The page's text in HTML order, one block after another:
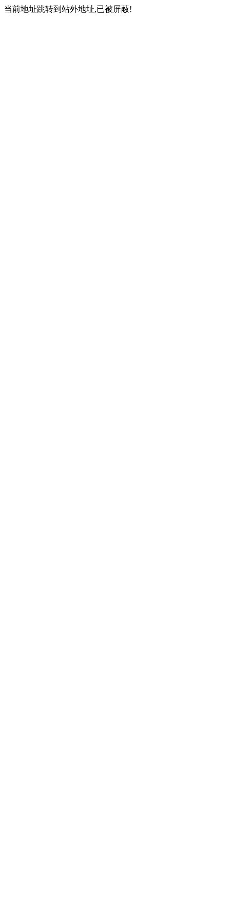
当前地址跳转到站外地址,已被屏蔽!